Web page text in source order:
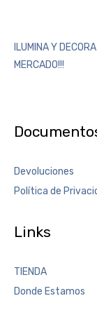
ILUMINA Y
MERCADO!!!
Devoluciones
Política de
Links
TIENDA
Donde Estamos